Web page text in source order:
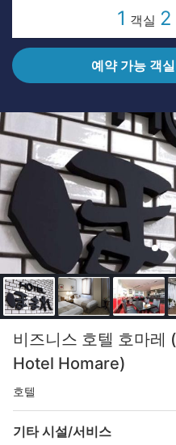
1 객실 2
예약 가능 객
비즈니스 호텔 호마레
Hotel Homare)
호텔
기타 시설/서비스